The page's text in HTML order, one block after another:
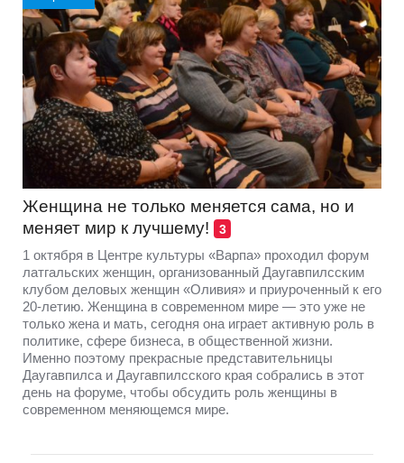
Женщина не только меняется сама, но и
меняет мир к лучшему!
3
1 октября в Центре культуры «Варпа» проходил форум
латгальских женщин, организованный Даугавпилсским
клубом деловых женщин «Оливия» и приуроченный к его
20-летию. Женщина в современном мире — это уже не
только жена и мать, сегодня она играет активную роль в
политике, сфере бизнеса, в общественной жизни.
Именно поэтому прекрасные представительницы
Даугавпилса и Даугавпилсского края собрались в этот
день на форуме, чтобы обсудить роль женщины в
современном меняющемся мире.